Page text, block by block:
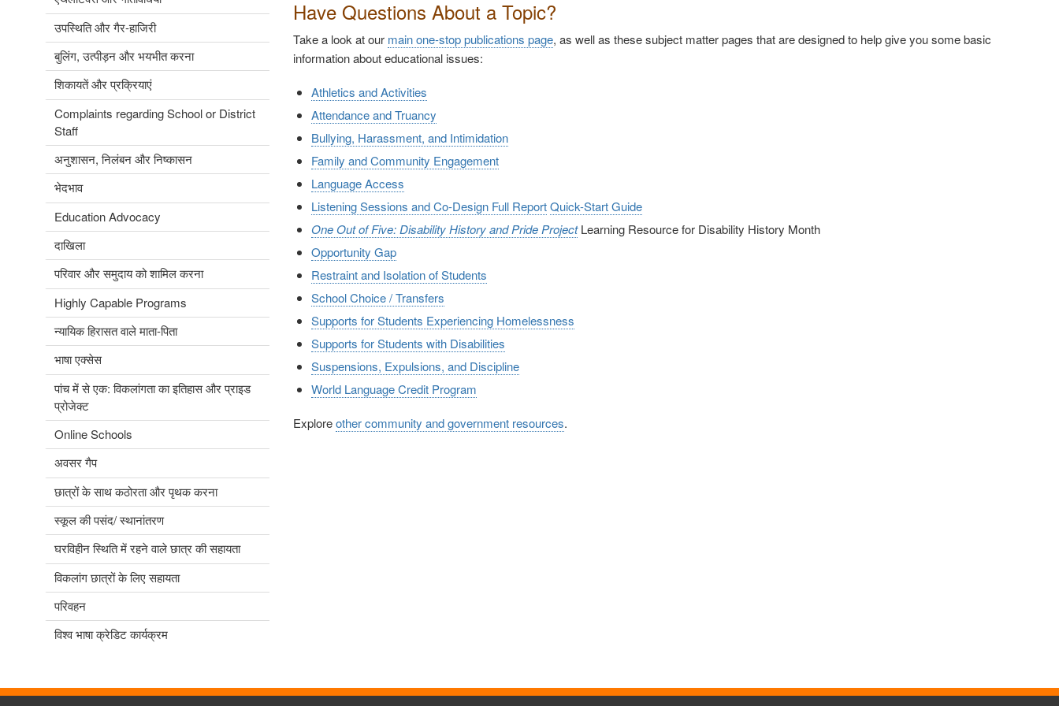
उपस्थिति और गैर-हाजिरी
बुलिंग, उत्पीड़न और भयभीत करना
शिकायतें और प्रक्रियाएं
Complaints regarding School or District
Staff
अनुशासन, निलंबन और निष्कासन
भेदभाव
Education Advocacy
दाखिला
परिवार और समुदाय को शामिल करना
Highly Capable Programs
न्यायिक हिरासत वाले माता-पिता
भाषा एक्सेस
पांच में से एक: विकलांगता का इतिहास और प्राइड
प्रोजेक्ट
Online Schools
अवसर गैप
छात्रों के साथ कठोरता और पृथक करना
स्कूल की पसंद/ स्थानांतरण
घरविहीन स्थिति में रहने वाले छात्र की सहायता
विकलांग छात्रों के लिए सहायता
परिवहन
विश्व भाषा क्रेडिट कार्यक्रम
Have Questions About a Topic?
Take a look at our main one-stop publications page, as well as these subject matter pages that are designed to help give you some basic
information about educational issues:
Athletics and Activities
Attendance and Truancy
Bullying, Harassment, and Intimidation
Family and Community Engagement
Language Access
Listening Sessions and Co-Design Full Report Quick-Start Guide
One Out of Five: Disability History and Pride ProjectLearning Resource for Disability History Month
Opportunity Gap
Restraint and Isolation of Students
School Choice / Transfers
Supports for Students Experiencing Homelessness
Supports for Students with Disabilities
Suspensions, Expulsions, and Discipline
World Language Credit Program
Exploreother community and government resources.